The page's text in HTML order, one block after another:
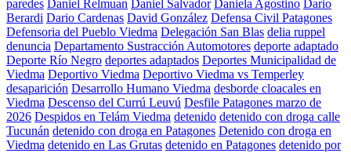
paredes Daniel Relmuan Daniel Salvador Daniela Agostino Dario
Berardi Dario Cardenas David González Defensa Civil Patagones
Defensoria del Pueblo Viedma Delegación San Blas delia ruppel
denuncia Departamento Sustracción Automotores deporte adaptado
Deporte Río Negro deportes adaptados Deportes Municipalidad de
Viedma Deportivo Viedma Deportivo Viedma vs Temperley
desaparición Desarrollo Humano Viedma desborde cloacales en
Viedma Descenso del Currú Leuvú Desfile Patagones marzo de
2026 Despidos en Telám Viedma detenido detenido con droga calle
Tucunán detenido con droga en Patagones Detenido con droga en
Viedma detenido en Las Grutas detenido en Patagones detenido por